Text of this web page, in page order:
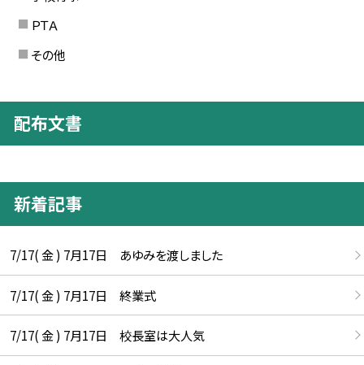
ＰＴＡ
その他
配布文書
新着記事
7/17( 金 ) 7月17日 あゆみを渡しました
7/17( 金 ) 7月17日 終業式
7/17( 金 ) 7月17日 校長室は大人気